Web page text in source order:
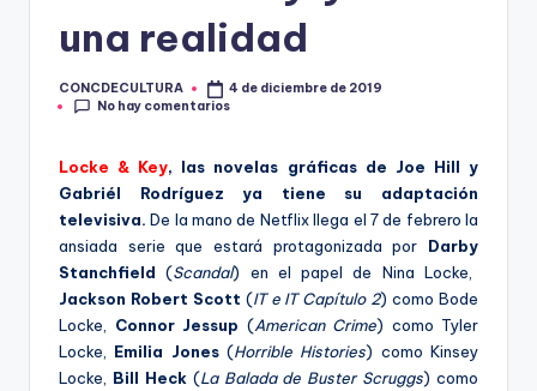
T
U
R
A
una realidad
Publicado
por
CONCDECULTURA
4 de diciembre de 2019
No hay comentarios
Locke & Key, las novelas gráficas de Joe Hill y
Gabriél Rodríguez ya tiene su adaptación
televisiva. De la mano de Netflix llega el 7 de febrero la
ansiada serie que estará protagonizada por Darby
Stanchfield (Scandal) en el papel de Nina Locke,
Jackson Robert Scott (IT e IT Capítulo 2) como Bode
Locke, Connor Jessup (American Crime) como Tyler
Locke, Emilia Jones(Horrible Histories) comoKinsey
Locke, Bill Heck(La Balada de Buster Scruggs) como